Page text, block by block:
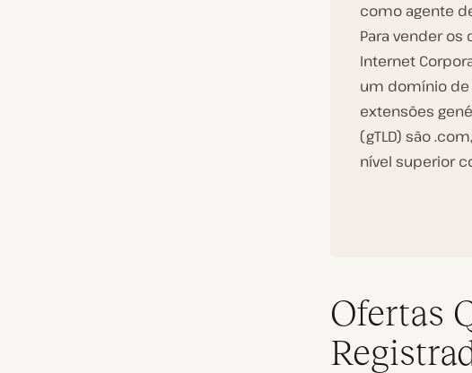
como agente
Para vender
Internet
um domínio de
extensões
(gTLD) são
nível superior
Ofertas